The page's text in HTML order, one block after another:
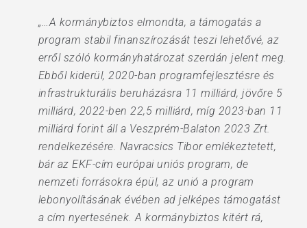
„…A kormánybiztos elmondta, a támogatás a
program stabil finanszírozását teszi lehetővé, az
erről szóló kormányhatározat szerdán jelent meg.
Ebből kiderül, 2020-ban programfejlesztésre és
infrastrukturális beruházásra 11 milliárd, jövőre 5
milliárd, 2022-ben 22,5 milliárd, míg 2023-ban 11
milliárd forint áll a Veszprém-Balaton 2023 Zrt.
rendelkezésére. Navracsics Tibor emlékeztetett,
bár az EKF-cím európai uniós program, de
nemzeti forrásokra épül, az unió a program
lebonyolításának évében ad jelképes támogatást
a cím nyertesének. A kormánybiztos kitért rá,